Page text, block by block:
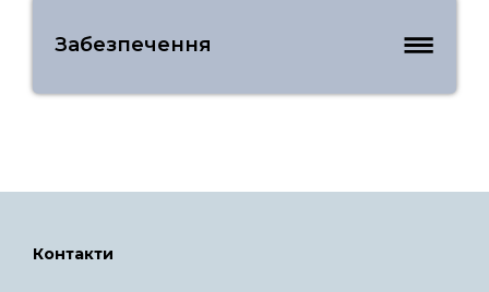
Забезпечення
Контакти